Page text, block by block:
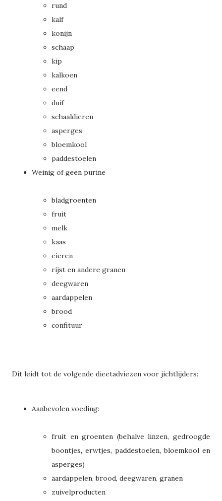
rund
kalf
konijn
schaap
kip
kalkoen
eend
duif
schaaldieren
asperges
bloemkool
paddestoelen
Weinig of geen purine
bladgroenten
fruit
melk
kaas
eieren
rijst en andere granen
deegwaren
aardappelen
brood
confituur
Dit leidt tot de volgende dieetadviezen voor jichtlijders:
Aanbevolen voeding:
fruit en groenten (behalve linzen, gedroogde
boontjes, erwtjes, paddestoelen, bloemkool en
asperges)
aardappelen, brood, deegwaren, granen
zuivelproducten